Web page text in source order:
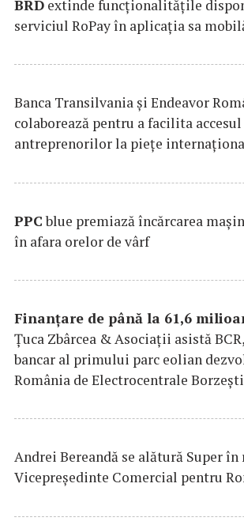
BRD extinde funcţionalităţile
serviciul RoPay în aplicaţia sa
Banca Transilvania şi Endeavor
colaborează pentru a facilita accesul
antreprenorilor la pieţe
PPCblue premiază încărcarea
în afara orelor de vârf
Finanțare de până la 61,6
Țuca Zbârcea & Asociații asistă
bancar al primului parc eolian
România de Electrocentrale Borzești
Andrei Bereandă se alătură Super
Vicepreședinte Comercial pentru